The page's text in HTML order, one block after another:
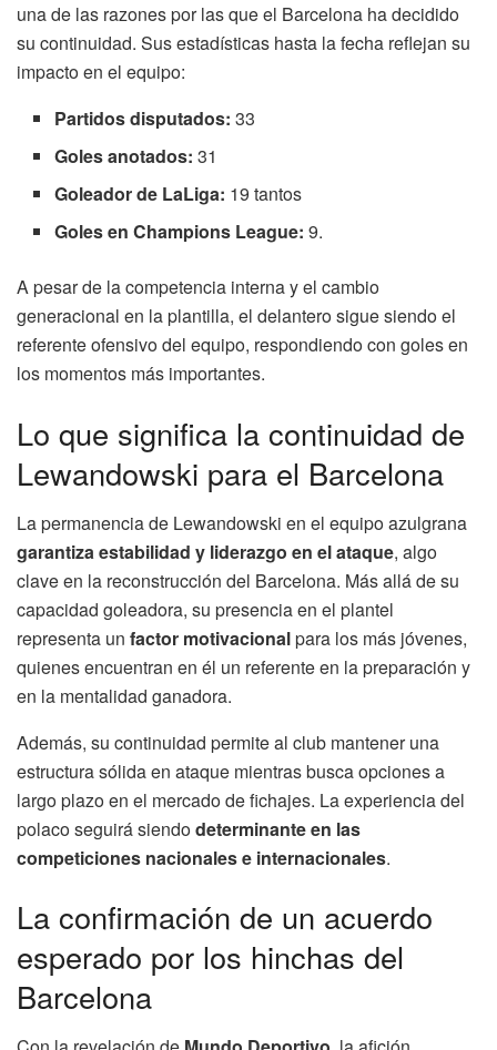
una de las razones por las que el Barcelona ha decidido
su continuidad. Sus estadísticas hasta la fecha reflejan su
impacto en el equipo:
Partidos disputados: 33
Goles anotados: 31
Goleador de LaLiga: 19 tantos
Goles en Champions League: 9.
A pesar de la competencia interna y el cambio
generacional en la plantilla, el delantero sigue siendo el
referente ofensivo del equipo, respondiendo con goles en
los momentos más importantes.
Lo que significa la continuidad de
Lewandowski para el Barcelona
La permanencia de Lewandowski en el equipo azulgrana
garantiza estabilidad y liderazgo en el ataque, algo
clave en la reconstrucción del Barcelona. Más allá de su
capacidad goleadora, su presencia en el plantel
representa un factor motivacionalpara los más jóvenes,
quienes encuentran en él un referente en la preparación y
en la mentalidad ganadora.
Además, su continuidad permite al club mantener una
estructura sólida en ataque mientras busca opciones a
largo plazo en el mercado de fichajes. La experiencia del
polaco seguirá siendodeterminante en las
competiciones nacionales e internacionales.
La confirmación de un acuerdo
esperado por los hinchas del
Barcelona